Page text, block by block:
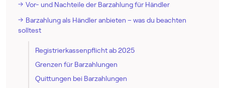
Vor- und Nachteile der Barzahlung für Händler
Barzahlung als Händler anbieten – was du beachten
solltest
Registrierkassenpflicht ab 2025
Grenzen für Barzahlungen
Quittungen bei Barzahlungen